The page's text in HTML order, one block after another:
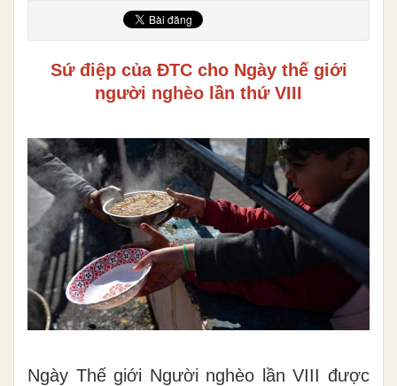
Sứ điệp của ĐTC cho Ngày thế giới
người nghèo lần thứ VIII
Ngày Thế giới Người nghèo lần VIII được